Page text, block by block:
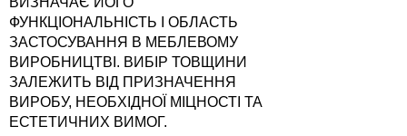
ФУНКЦІОНАЛЬНІСТЬ І ОБЛАСТЬ
ЗАСТОСУВАННЯ В МЕБЛЕВОМУ
ВИРОБНИЦТВІ. ВИБІР ТОВЩИНИ
ЗАЛЕЖИТЬ ВІД ПРИЗНАЧЕННЯ
ВИРОБУ, НЕОБХІДНОЇ МІЦНОСТІ ТА
ЕСТЕТИЧНИХ ВИМОГ.